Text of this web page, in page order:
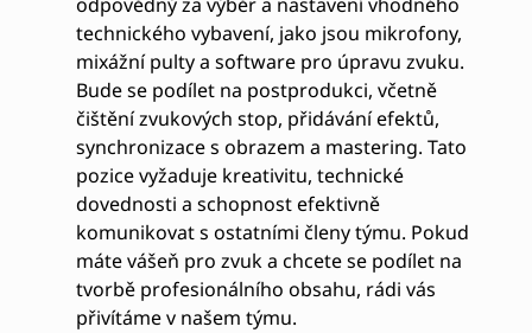
technického vybavení, jako jsou mikrofony,
mixážní pulty a software pro úpravu zvuku.
Bude se podílet na postprodukci, včetně
čištění zvukových stop, přidávání efektů,
synchronizace s obrazem a mastering. Tato
pozice vyžaduje kreativitu, technické
dovednosti a schopnost efektivně
komunikovat s ostatními členy týmu. Pokud
máte vášeň pro zvuk a chcete se podílet na
tvorbě profesionálního obsahu, rádi vás
přivítáme v našem týmu.